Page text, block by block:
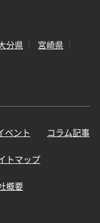
分県
宮崎県
ベント コラム記事
トマップ
概要